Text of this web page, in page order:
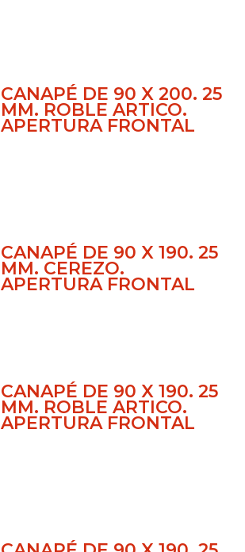
CANAPÉ DE 90 X 200. 25
MM. ROBLE ARTICO.
APERTURA FRONTAL
CANAPÉ DE 90 X 190. 25
MM. CEREZO.
APERTURA FRONTAL
CANAPÉ DE 90 X 190. 25
MM. ROBLE ARTICO.
APERTURA FRONTAL